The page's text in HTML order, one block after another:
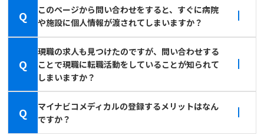
Q
このページから問い合わせをすると、すぐに病院
や施設に個人情報が渡されてしまいますか？
Q
現職の求人も見つけたのですが、問い合わせする
ことで現職に転職活動をしていることが知られて
しまいますか？
Q
マイナビコメディカルの登録するメリットはなん
ですか？